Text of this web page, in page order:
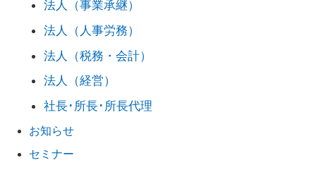
法人（事業承継）
法人（人事労務）
法人（税務・会計）
法人（経営）
社長･所長･所長代理
お知らせ
セミナー